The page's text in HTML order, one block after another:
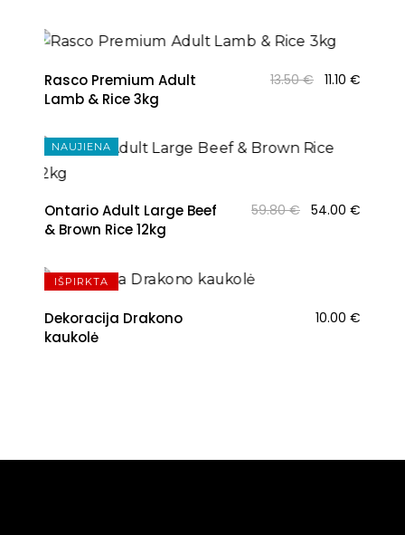
Rasco Premium Adult
Lamb & Rice 3kg
13.50€ Original
11.10 €
NAUJIENA
Ontario Adult Large Beef
& Brown Rice 12kg
59.80€ Original
54.00 €
IŠPIRKTA
Dekoracija Drakono
kaukolė
10.00 €